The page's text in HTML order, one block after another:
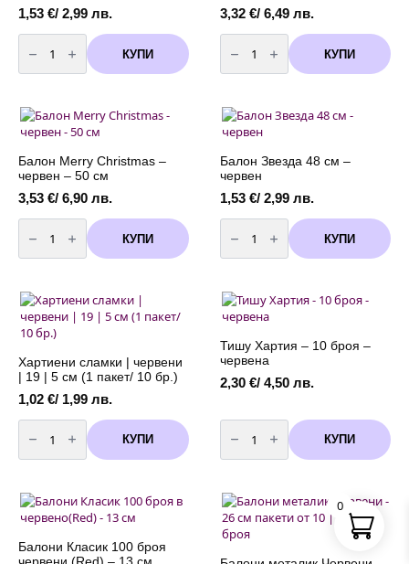
1,53 €/ 2,99 лв.
количество
за
Балон
сърце
те"
-
45
КУПИ
3,32 €/ 6,49 лв.
количество
за
Балон
Merry
червено
-
45
КУПИ
Балон Merry Christmas –
червен – 50 см
3,53 €/ 6,90 лв.
количество
за
Балон
Merry
червен
-
50
см
КУПИ
Балон Звезда 48 см –
червен
1,53 €/ 2,99 лв.
количество
за
Балон
Звезда
-
червен
КУПИ
Хартиени сламки | червени
| 19 | 5 см (1 пакет/ 10 бр.)
1,02 €/ 1,99 лв.
количество
за
Хартиени
сламки
|
19
|
см
(1
КУПИ
Тишу Хартия – 10 броя –
червена
2,30 €/ 4,50 лв.
количество
за
Хартия
броя
-
червена
КУПИ
Балони Класик 100 броя
червени (Red) – 13 см
0